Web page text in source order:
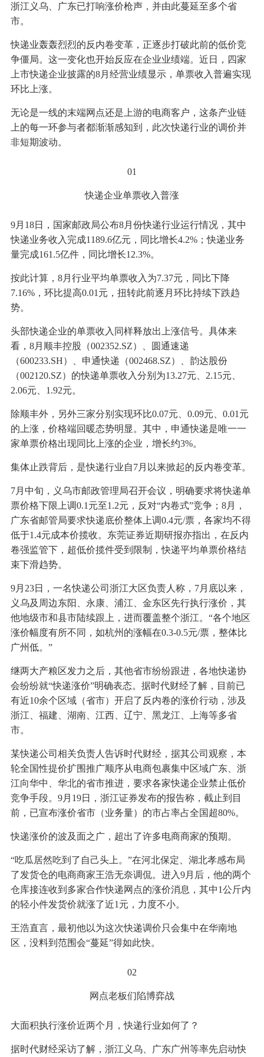
浙江义乌、广东已打响涨价枪声，并由此蔓延至多个省
市。
快递业轰轰烈烈的反内卷变革，正逐步打破此前的低价竞
争僵局。这一变化也开始反应在企业业绩端。近日，四家
上市快递企业披露的8月经营业绩显示，单票收入普遍实现
环比上涨。
无论是一线的末端网点还是上游的电商客户，这条产业链
上的每一环参与者都渐渐感知到，此次快递行业的调价并
非短期波动。
01
快递企业单票收入普涨
9月18日，国家邮政局公布8月份快递行业运行情况，其中
快递业务收入完成1189.6亿元，同比增长4.2%；快递业务
量完成161.5亿件，同比增长12.3%。
按此计算，8月行业平均单票收入为7.37元，同比下降
7.16%，环比提高0.01元，扭转此前逐月环比持续下跌趋
势。
头部快递企业的单票收入同样释放出上涨信号。具体来
看，8月顺丰控股（002352.SZ）、圆通速递
（600233.SH）、申通快递（002468.SZ）、韵达股份
（002120.SZ）的快递单票收入分别为13.27元、2.15元、
2.06元、1.92元。
除顺丰外，另外三家分别实现环比0.07元、0.09元、0.01元
的上涨，价格端回暖态势明显。其中，申通快递是唯一一
家单票价格出现同比上涨的企业，增长约3%。
集体止跌背后，是快递行业自7月以来掀起的反内卷变革。
7月中旬，义乌市邮政管理局召开会议，明确要求将快递单
票价格下限上调0.1元至1.2元，反对“内卷式”竞争；8月，
广东省邮管局要求快递底价整体上调0.4元/票，各家均不得
低于1.4元成本价揽收。东莞证券近期研报亦指出，在反内
卷强监管下，超低价揽件受到限制，快递平均单票价格结
束下滑趋势。
9月23日，一名快递公司浙江大区负责人称，7月底以来，
义乌及周边东阳、永康、浦江、金东区先行执行涨价，其
他地级市和县市陆续跟上，进而覆盖整个浙江。“各个地区
涨价幅度有所不同，如杭州的涨幅在0.3-0.5元/票，整体比
广州低。”
继两大产粮区发力之后，其他省市纷纷跟进，各地快递协
会纷纷就“快递涨价”明确表态。据时代财经了解，目前已
有近10余个区域（省市）开启了反内卷的涨价行动，涉及
浙江、福建、湖南、江西、辽宁、黑龙江、上海等多省
市。
某快递公司相关负责人告诉时代财经，据其公司观察，本
轮全国性提价扩围推广顺序从电商包裹集中区域广东、浙
江向华中、华北的省市推进，要求各家快递企业禁止低价
竞争手段。9月19日，浙江证券发布的报告称，截止到目
前，已宣布涨价省市（业务量）的市占率占全国超80%。
快递涨价的波及面之广，超出了许多电商商家的预期。
“吃瓜居然吃到了自己头上。”在河北保定、湖北孝感布局
了发货仓的电商商家王浩无奈调侃。进入9月后，他的两个
仓库接连收到多家合作快递网点的涨价消息，其中1公斤内
的轻小件发货价就涨了近1元，力度不小。
王浩直言，最初他以为这次快递调价只会集中在华南地
区，没料到范围会“蔓延”得如此快。
02
网点老板们陷博弈战
大面积执行涨价近两个月，快递行业如何了？
据时代财经采访了解，浙江义乌、广东广州等率先启动快